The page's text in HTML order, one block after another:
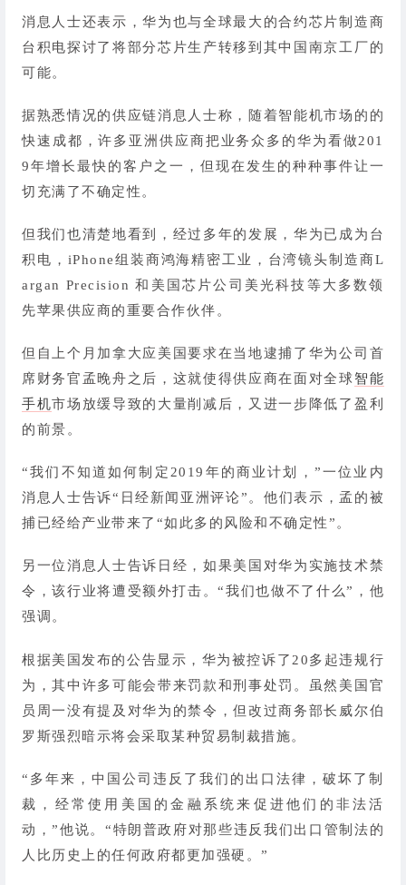
消息人士还表示，华为也与全球最大的合约芯片制造商
台积电探讨了将部分芯片生产转移到其中国南京工厂的
可能。
据熟悉情况的供应链消息人士称，随着智能机市场的的
快速成都，许多亚洲供应商把业务众多的华为看做201
9年增长最快的客户之一，但现在发生的种种事件让一
切充满了不确定性。
但我们也清楚地看到，经过多年的发展，华为已成为台
积电，iPhone组装商鸿海精密工业，台湾镜头制造商L
argan Precision 和美国芯片公司美光科技等大多数领
先苹果供应商的重要合作伙伴。
但自上个月加拿大应美国要求在当地逮捕了华为公司首
席财务官孟晚舟之后，这就使得供应商在面对全球 智能
手机市场放缓导致的大量削减后，又进一步降低了盈利
的前景。
“我们不知道如何制定2019年的商业计划，”一位业内
消息人士告诉“日经新闻亚洲评论”。他们表示，孟的被
捕已经给产业带来了“如此多的风险和不确定性”。
另一位消息人士告诉日经，如果美国对华为实施技术禁
令，该行业将遭受额外打击。“我们也做不了什么”，他
强调。
根据美国发布的公告显示，华为被控诉了20多起违规行
为，其中许多可能会带来罚款和刑事处罚。虽然美国官
员周一没有提及对华为的禁令，但改过商务部长威尔伯
罗斯强烈暗示将会采取某种贸易制裁措施。
“多年来，中国公司违反了我们的出口法律，破坏了制
裁，经常使用美国的金融系统来促进他们的非法活
动，”他说。“特朗普政府对那些违反我们出口管制法的
人比历史上的任何政府都更加强硬。”